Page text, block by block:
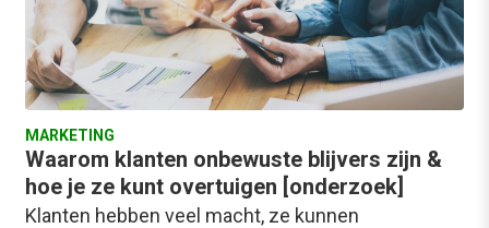
MARKETING
Waarom klanten onbewuste blijvers zijn &
hoe je ze kunt overtuigen [onderzoek]
Klanten hebben veel macht, ze kunnen